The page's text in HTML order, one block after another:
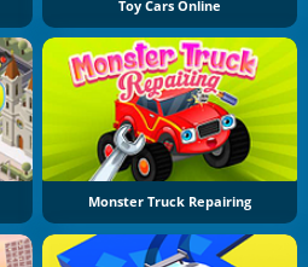
Toy Cars Online
Monster Truck Repairing